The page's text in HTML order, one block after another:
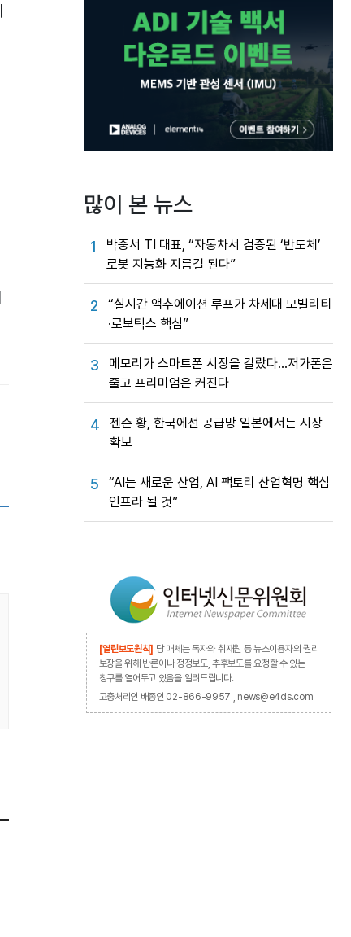
많이 본 뉴스
1
박중서 TI 대표, “자동차서 검증된 ‘반도체’
로봇 지능화 지름길 된다”
2
“실시간 액추에이션 루프가 차세대 모빌리티
·로보틱스 핵심”
3
메모리가 스마트폰 시장을 갈랐다…저가폰은
줄고 프리미엄은 커진다
4
젠슨 황, 한국에선 공급망 일본에서는 시장
확보
5
“AI는 새로운 산업, AI 팩토리 산업혁명 핵심
인프라 될 것”
[열린보도원칙] 당 매체는 독자와 취재원 등 뉴스이용자의 권리
보장을 위해 반론이나 정정보도, 추후보도를 요청할 수 있는
창구를 열어두고 있음을 알려드립니다.
고충처리인 배종인 02-866-9957 , news@e4ds.com